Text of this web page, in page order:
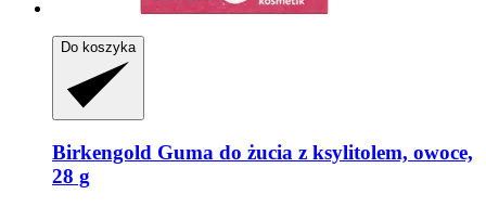
Do koszyka
Birkengold Guma do żucia z ksylitolem, owoce,
28 g